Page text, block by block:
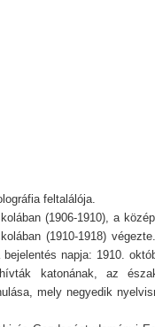
feltalálója.
(1906-1910), a
(1910-1918)
napja: 1910.
katonának, az
mely negyedik